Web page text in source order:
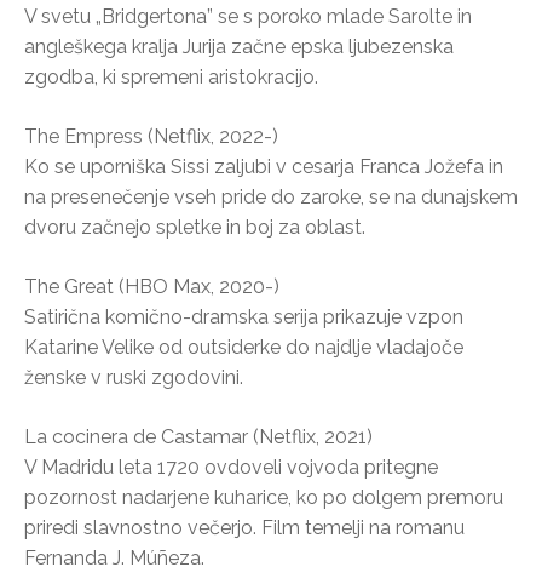
V svetu „Bridgertona” se s poroko mlade Sarolte in
angleškega kralja Jurija začne epska ljubezenska
zgodba, ki spremeni aristokracijo.
The Empress (Netflix, 2022-)
Ko se uporniška Sissi zaljubi v cesarja Franca Jožefa in
na presenečenje vseh pride do zaroke, se na dunajskem
dvoru začnejo spletke in boj za oblast.
The Great (HBO Max, 2020-)
Satirična komično-dramska serija prikazuje vzpon
Katarine Velike od outsiderke do najdlje vladajoče
ženske v ruski zgodovini.
La cocinera de Castamar (Netflix, 2021)
V Madridu leta 1720 ovdoveli vojvoda pritegne
pozornost nadarjene kuharice, ko po dolgem premoru
priredi slavnostno večerjo. Film temelji na romanu
Fernanda J. Múñeza.